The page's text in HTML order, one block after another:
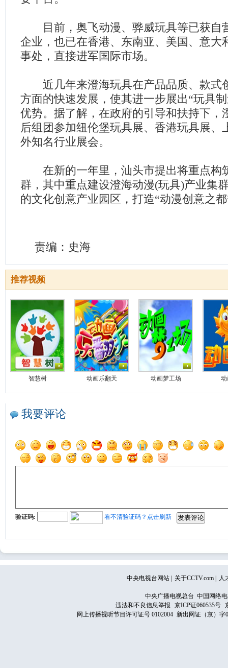
目前，奥飞动漫、骅威玩具等已获自
企业，也已在香港、东南亚、美国、意大
事处，直接进军国际市场。
近几年来澄海玩具在产品品质、款式
方面的快速发展，使其进一步展出“玩具
优势。据了解，在政府的引导和扶持下，
后组团参加纽伦堡玩具展、香港玩具展、
外知名行业展会。
在新的一年里，汕头市提出将重点构
群，其中重点建设澄海动漫(玩具)产业集
的文化创意产业园区，打造“动漫创意之
责编：史海
推荐视频
智慧树 动画乐翻天 动画梦工场 动
我要评论
验证码: 看不清验证码？点击刷新
中央电视台网站 关于CCTV.com 人
中央广播电视总台 中国网络
违法和不良信息举报
京ICP证060535号
网上传播视听节目许可证号 0102004 新出网证（京）